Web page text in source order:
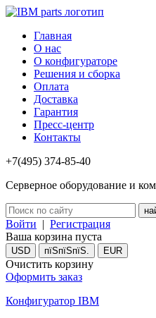
Главная
О нас
О конфигураторе
Решения и сборка
Оплата
Доставка
Гарантия
Пресс-центр
Контакты
+7(495) 374-85-40
Серверное оборудование и
Войти | Регистрация
Ваша корзина пуста
USD пїЅпїЅпїЅ. EUR
Очистить корзину
Оформить заказ
Конфигуратор IBM